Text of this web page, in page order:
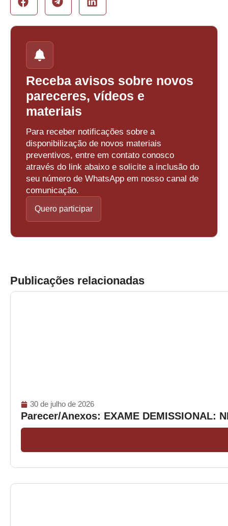
Receba avisos sobre novos
pareceres, vídeos e
materiais
Para receber notificações sobre a
disponibilização de novos materiais
preventivos, entre em contato conosco
através do link abaixo e solicite a inclusão do
seu número de WhatsApp em nosso canal de
comunicação.
Quero participar
Publicações relacionadas
30 de julho de 2026
Parecer/Anexos: EXAME DEMISSIONAL: